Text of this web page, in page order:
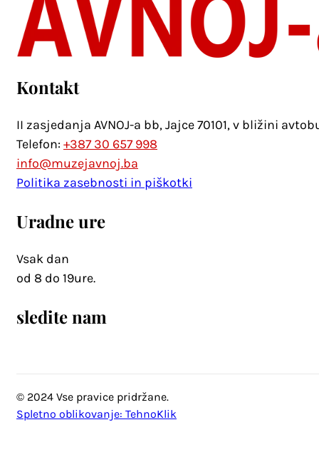
Kontakt
II zasjedanja AVNOJ-a bb, Jajce 70101, v bližini
Telefon: +387 30 657 998
info@muzejavnoj.ba
Politika zasebnosti in piškotki
Uradne ure
Vsak dan
od 8 do 19ure.
sledite nam
© 2024 Vse pravice pridržane.
Spletno oblikovanje: TehnoKlik